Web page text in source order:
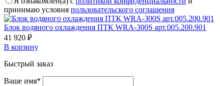
принимаю условия пользовательского соглашения
Блок водяного охлаждения ПТК WRA-300S арт.005.200.901
41 920 ₽
В корзину
Быстрый заказ
Ваше имя*